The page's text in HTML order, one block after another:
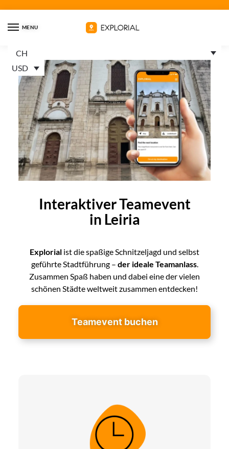
MENU
CH
USD
Interaktiver Teamevent
in Leiria
Explorial ist die spaßige Schnitzeljagd und selbst
geführte Stadtführung – der ideale Teamanlass.
Zusammen Spaß haben und dabei eine der vielen
schönen Städte weltweit zusammen entdecken!
Teamevent buchen